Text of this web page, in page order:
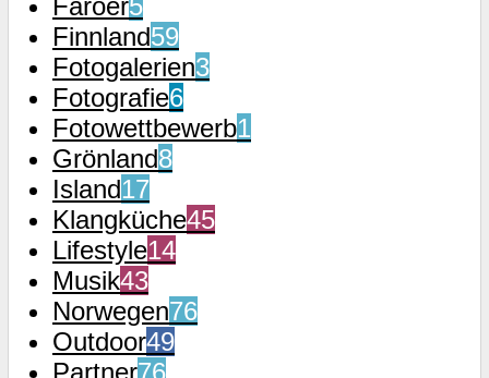
Finnland59
Fotogalerien3
Fotografie6
Fotowettbewerb1
Grönland8
Island17
Klangküche45
Lifestyle14
Musik43
Norwegen76
Outdoor49
Partner76